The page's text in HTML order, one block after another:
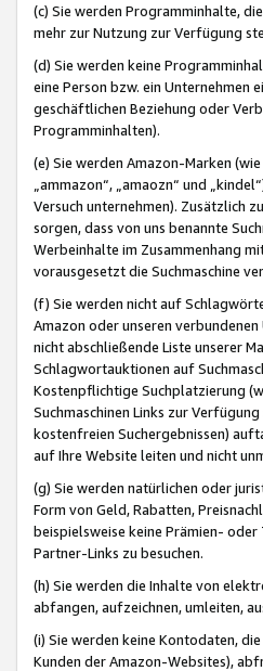
(c) Sie werden Programminhalte,
mehr zur Nutzung zur Verfügung
(d) Sie werden keine
eine Person bzw. ein
geschäftlichen Beziehung oder
Programminhalten).
(e) Sie werden Amazon-Marken (wie
„ammazon“, „amaozn“ und
Versuch unternehmen). Zusätzlich
sorgen, dass von uns benannte
Werbeinhalte im Zusammenhang
vorausgesetzt die Suchmaschine
(f) Sie werden nicht auf
Amazon oder unseren
nicht abschließende Liste unserer
Schlagwortauktionen auf
Kostenpflichtige Suchplatzierung
Suchmaschinen Links zur
kostenfreien Suchergebnissen)
auf Ihre Website leiten und nicht
(g) Sie werden natürlichen oder
Form von Geld, Rabatten,
beispielsweise keine Prämien-
Partner-Links zu besuchen.
(h) Sie werden die Inhalte von
abfangen, aufzeichnen, umleiten,
(i) Sie werden keine Kontodaten,
Kunden der Amazon-Websites),